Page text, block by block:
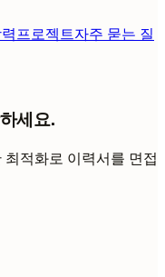
프로젝트자주 묻는 질
세요.
적화로 이력서를 면접